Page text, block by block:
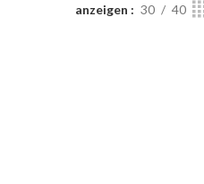
anzeigen 30 40